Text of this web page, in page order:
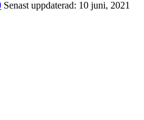
Senast uppdaterad: 10 juni, 2021